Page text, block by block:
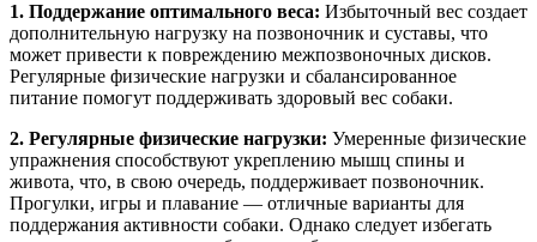
1. Поддержание оптимального веса: Избыточный вес создает
дополнительную нагрузку на позвоночник и суставы, что
может привести к повреждению межпозвоночных дисков.
Регулярные физические нагрузки и сбалансированное
питание помогут поддерживать здоровый вес собаки.
2. Регулярные физические нагрузки: Умеренные физические
упражнения способствуют укреплению мышц спины и
живота, что, в свою очередь, поддерживает позвоночник.
Прогулки, игры и плавание — отличные варианты для
поддержания активности собаки. Однако следует избегать